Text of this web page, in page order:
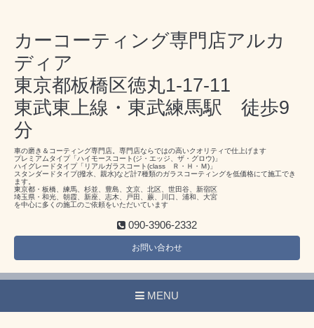
カーコーティング専門店アルカ
ディア
東京都板橋区徳丸1-17-11
東武東上線・東武練馬駅 徒歩9
分
車の磨き＆コーティング専門店。専門店ならではの高いクオリティで仕上げます
プレミアムタイプ「ハイモースコート(ジ・エッジ、ザ・グロウ)」
ハイグレードタイプ「リアルガラスコート(class Ｒ・Ｈ・Ｍ)」
スタンダードタイプ(撥水、親水)など計7種類のガラスコーティングを低価格にて施工でき
ます。
東京都・板橋、練馬、杉並、豊島、文京、北区、世田谷、新宿区
埼玉県・和光、朝霞、新座、志木、戸田、蕨、川口、浦和、大宮
を中心に多くの施工のご依頼をいただいています
090-3906-2332
お問い合わせ
MENU